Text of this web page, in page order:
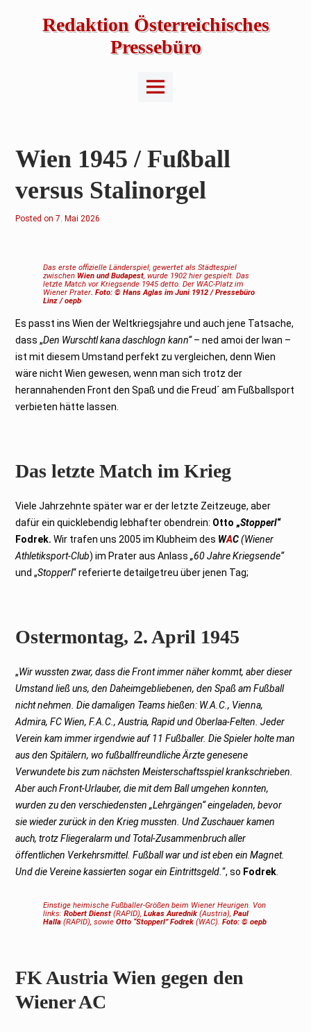
Redaktion Österreichisches
Pressebüro
Main
Menu
Wien 1945 / Fußball
versus Stalinorgel
Posted on7
2
0
2
6
7. Mai 2026
Das erste offizielle Länderspiel, gewertet als Städtespiel
zwischen Wien und Budapest, wurde 1902 hier gespielt. Das
letzte Match vor Kriegsende 1945 detto. Der WAC-Platz im
Wiener Prater.Foto: © Hans Aglas im Juni 1912 / Pressebüro
Linz / oepb
Es passt ins Wien der Weltkriegsjahre und auch jene Tatsache,
dass „Den Wurschtl kana daschlogn kann“– ned amoi der Iwan –
ist mit diesem Umstand perfekt zu vergleichen, denn Wien
wäre nicht Wien gewesen, wenn man sich trotz der
herannahenden Front den Spaß und die Freud´ am Fußballsport
verbieten hätte lassen.
Das letzte Match im Krieg
Viele Jahrzehnte später war er der letzte Zeitzeuge, aber
dafür ein quicklebendig lebhafter obendrein: Otto „Stopperl“
Fodrek. Wir trafen uns 2005 im Klubheim des WAC(Wiener
Athletiksport-Club) im Prater aus Anlass„60 Jahre Kriegsende“
und „Stopperl“ referierte detailgetreu über jenen Tag;
Ostermontag, 2. April 1945
„Wir wussten zwar, dass die Front immer näher kommt, aber dieser
Umstand ließ uns, den Daheimgebliebenen, den Spaß am Fußball
nicht nehmen. Die damaligen Teams hießen: W.A.C., Vienna,
Admira, FC Wien, F.A.C., Austria, Rapid und Oberlaa-Felten. Jeder
Verein kam immer irgendwie auf 11 Fußballer. Die Spieler holte man
aus den Spitälern, wo fußballfreundliche Ärzte genesene
Verwundete bis zum nächsten Meisterschaftsspiel krankschrieben.
Aber auch Front-Urlauber, die mit dem Ball umgehen konnten,
wurden zu den verschiedensten „Lehrgängen“ eingeladen, bevor
sie wieder zurück in den Krieg mussten. Und Zuschauer kamen
auch, trotz Fliegeralarm und Total-Zusammenbruch aller
öffentlichen Verkehrsmittel. Fußball war und ist eben ein Magnet.
Und die Vereine kassierten sogar ein Eintrittsgeld.“, so Fodrek
Einstige heimische Fußballer-Größen beim Wiener Heurigen. Von
links: Robert Dienst (RAPID), Lukas Aurednik (Austria), Paul
Halla (RAPID), sowieOtto “Stopperl” Fodrek (WAC).Foto: © oepb
FK Austria Wien gegen den
Wiener AC